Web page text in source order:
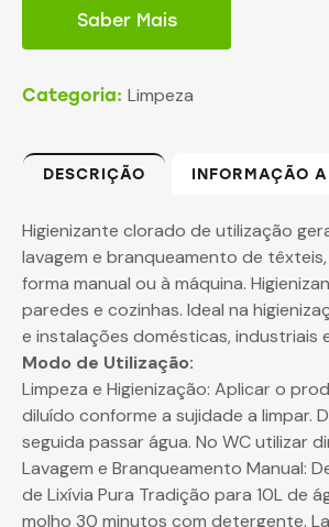
Saber Mais
Categoria: Limpeza
DESCRIÇÃO INFORMAÇÃO
Higienizante clorado de utilização
lavagem e branqueamento de
forma manual ou à máquina.
paredes e cozinhas. Ideal na
e instalações domésticas, industriais
Modo de Utilização:
Limpeza e Higienização: Aplicar o
diluído conforme a sujidade a limpar.
seguida passar água. No WC utilizar
Lavagem e Branqueamento Manual:
de Lixívia Pura Tradição para 10L de
molho 30 minutos com detergente.